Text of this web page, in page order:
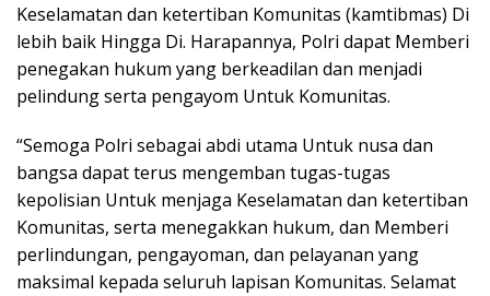
Keselamatan dan ketertiban Komunitas (kamtibmas) Di
lebih baik Hingga Di. Harapannya, Polri dapat Memberi
penegakan hukum yang berkeadilan dan menjadi
pelindung serta pengayom Untuk Komunitas.
“Semoga Polri sebagai abdi utama Untuk nusa dan
bangsa dapat terus mengemban tugas-tugas
kepolisian Untuk menjaga Keselamatan dan ketertiban
Komunitas, serta menegakkan hukum, dan Memberi
perlindungan, pengayoman, dan pelayanan yang
maksimal kepada seluruh lapisan Komunitas. Selamat